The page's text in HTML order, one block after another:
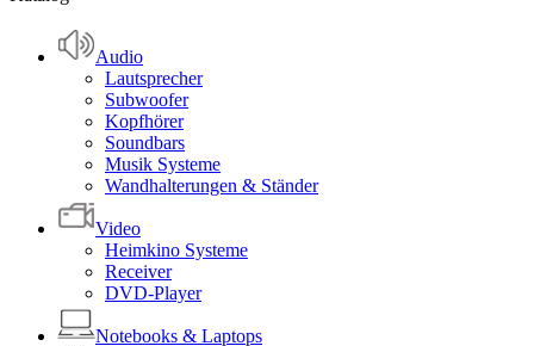
Audio
Lautsprecher
Subwoofer
Kopfhörer
Soundbars
Musik Systeme
Wandhalterungen & Ständer
Video
Heimkino Systeme
Receiver
DVD-Player
Notebooks & Laptops